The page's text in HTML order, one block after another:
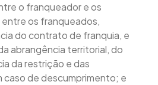
o franqueador e os
os franqueados,
do contrato de franquia, e
abrangência territorial, do
da restrição e das
caso de descumprimento; e